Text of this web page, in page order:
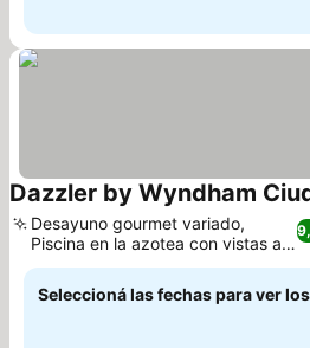
Dazzler by Wyndham
Desayuno gourmet variado,
Piscina en la azotea con vistas a
la ciudad
Seleccioná las fechas para ver